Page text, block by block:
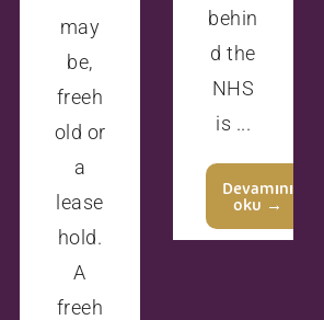
may
be,
freeh
old or
a
lease
hold.
A
freeh
behin
d the
NHS
is ...
Devamını
oku →